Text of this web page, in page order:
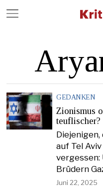
GEDANKEN
Zionismus
teuflischer?
auf Tel
vergessen:
Brüdern
Juni 22, 2025